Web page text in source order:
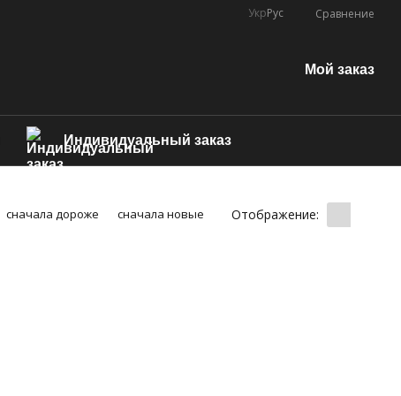
УкрРус Сравнение
Мой заказ
Индивидуальный заказ
сначала дороже сначала новые Отображение: